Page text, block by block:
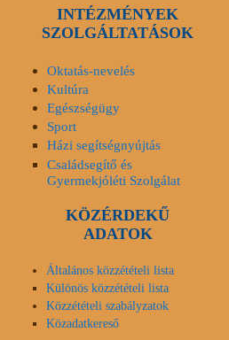
INTÉZMÉNYEK
SZOLGÁLTATÁSOK
Oktatás-nevelés
Kultúra
Egészségügy
Sport
Házi segítségnyújtás
Családsegítő és
Gyermekjóléti Szolgálat
KÖZÉRDEKŰ
ADATOK
Általános közzétételi lista
Különös közzétételi lista
Közzétételi szabályzatok
Közadatkereső